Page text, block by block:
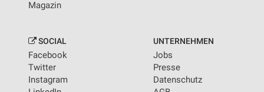
Magazin
SOCIAL
Facebook
Twitter
Instagram
UNTERNEHMEN
Jobs
Presse
Datenschutz